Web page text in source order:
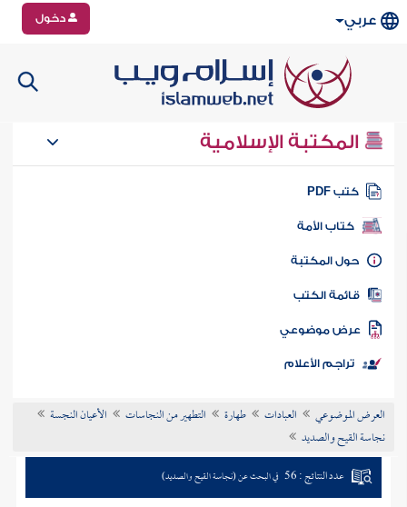
عربي دخول
المكتبة الإسلامية
كتب PDF
كتاب الأمة
المكتبة
الكتب
موضوعي
تراجم الأعلام
العرض الموضوعي العبادات طهارة التطهير من النجاسات
الأعيان النجسة
نجاسة القيح والصديد
عدد النتائج : 56 في البحث عن (نجاسة القيح والصديد)